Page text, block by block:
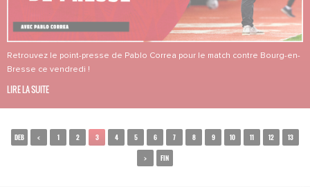
Retrouvez le point-presse de Pablo Correa pour le match contre Bourg-en-
Bresse ce vendredi !
LIRE LA SUITE
DEB < 1 2 3 4 5 6 7 8 9 10 11 12 13
> FIN